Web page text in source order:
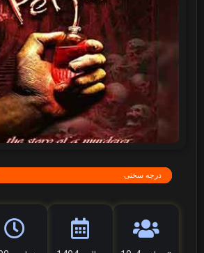
درجه سختی